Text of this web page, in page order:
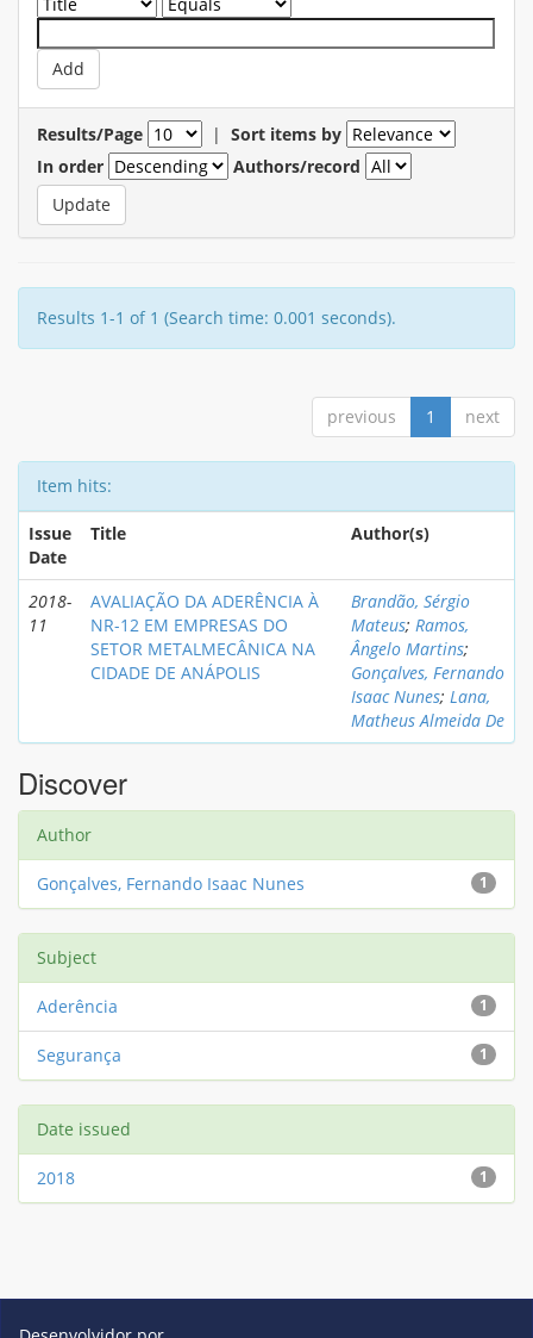
Results/Page | Sort items by
In order
Authors/record
Results 1-1 of 1 (Search time: 0.001 seconds).
previous 1 next
Item hits:
Issue
Date
Title Author(s)
2018-
11
AVALIAÇÃO DA ADERÊNCIA À
NR-12 EM EMPRESAS DO
SETOR METALMECÂNICA NA
CIDADE DE ANÁPOLIS
Brandão, Sérgio
Mateus; Ramos,
Ângelo Martins;
Gonçalves, Fernando
Isaac Nunes; Lana,
Matheus Almeida De
Discover
Author
1
Gonçalves, Fernando Isaac Nunes
Subject
1
Aderência
1
Segurança
Date issued
1
2018